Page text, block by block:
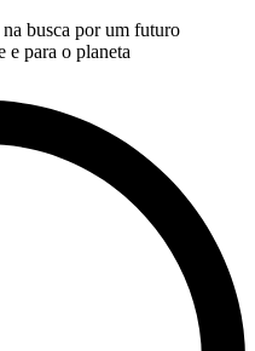
busca por um futuro
e para o planeta